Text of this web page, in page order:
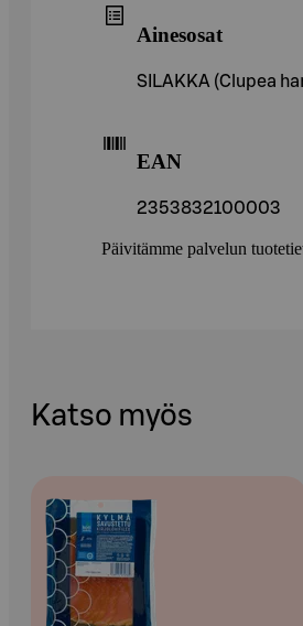
Ainesosat
SILAKKA (Clupea
EAN
2353832100003
Päivitämme palvelun
Katso myös